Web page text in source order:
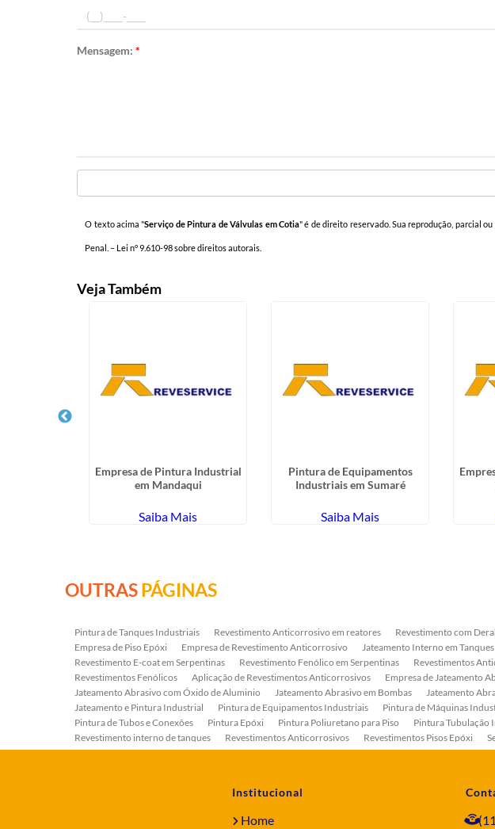
Mensagem:*
O texto acima "Serviço de Pintura de Válvulas em Cotia" é de direito reservado. Sua reprodução, parcial
Penal. – Lei n° 9.610-98 sobre direitos autorais
Veja Também
Empresa de Pintura Industrial
em Mandaqui
Saiba Mais
Pintura de Equipamentos
Industriais em Sumaré
Saiba Mais
OUTRASPÁGINAS
Pintura de Tanques Industriais Revestimento Anticorrosivo em reatores Revestimento com
Empresa de Piso Epóxi
Empresa de Revestimento Anticorrosivo Jateamento Interno em Tanques
Revestimento E-coat em Serpentinas
Revestimento Fenólico em Serpentinas Revestimentos
Revestimentos Fenólicos
Aplicação de Revestimentos Anticorrosivos Empresa de Jateamento
Jateamento Abrasivo com Óxido de Aluminio
Jateamento Abrasivo em Bombas Jateamento
Jateamento e Pintura Industrial
Pintura de Equipamentos Industriais Pintura de Máquinas
Pintura de Tubos e Conexões
Pintura Epóxi Pintura Poliuretano para Piso Pintura Tubulação
Revestimento interno de tanques
Revestimentos Anticorrosivos Revestimentos Pisos Epóxi
Serviço de Jateamento e Pintura
Serviço de Jateamento em Bombas Serviço de Pintura de
Institucional
Home